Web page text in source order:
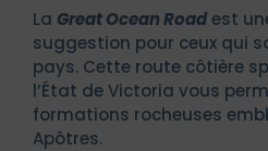
La Great Ocean Roadest
suggestion pour ceux qui
pays. Cette route côtière
l’État de Victoria vous
formations rocheuses
Apôtres.